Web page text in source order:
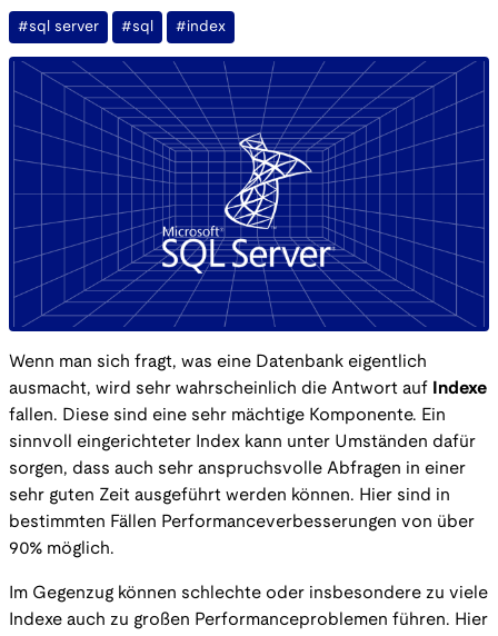
#sql server #sql #index
Wenn man sich fragt, was eine Datenbank eigentlich
ausmacht, wird sehr wahrscheinlich die Antwort auf
Indexe
fallen. Diese sind eine sehr mächtige Komponente. Ein
sinnvoll eingerichteter Index kann unter Umständen dafür
sorgen, dass auch sehr anspruchsvolle Abfragen in einer
sehr guten Zeit ausgeführt werden können. Hier sind in
bestimmten Fällen Performanceverbesserungen von über
90% möglich.
Im Gegenzug können schlechte oder insbesondere zu viele
Indexe auch zu großen Performanceproblemen führen. Hier